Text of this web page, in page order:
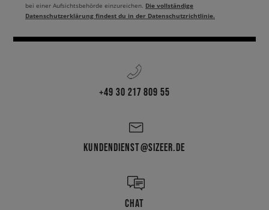
bei einer Aufsichtsbehörde einzureichen. Die vollständige
Datenschutzerklärung findest du in der Datenschutzrichtlinie.
+49 30 217 809 55
KUNDENDIENST@SIZEER.DE
CHAT